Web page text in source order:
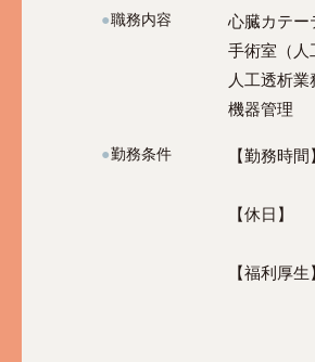
●職務内容
心臓カテー
手術室（人
人工透析業
機器管理
●勤務条件 【勤務時間
【休日】
【福利厚生